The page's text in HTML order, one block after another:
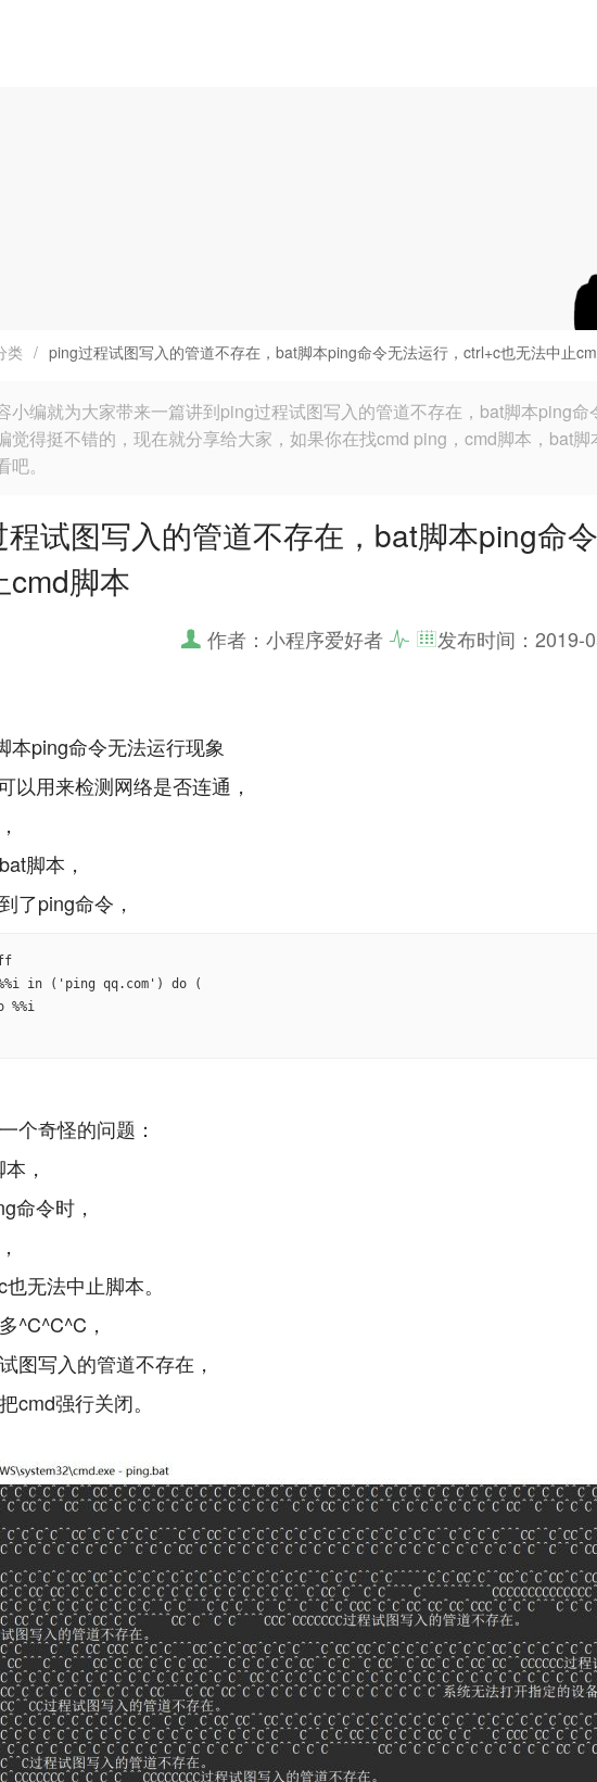
类 / ping过程试图写入的管道不存在，bat脚本ping命令无法运行，ctrl+c也无法中止
小编就为大家带来一篇讲到ping过程试图写入的管道不存在，bat脚本ping
觉得挺不错的，现在就分享给大家，如果你在找cmd ping，cmd脚本，bat
。
试图写入的管道不存在，bat脚本ping命
cmd脚本
作者：小程序爱好者 发布时间： 2019-
本ping命令无法运行现象
以用来检测网络是否连通，
脚本，
in ('ping qq.com') do (
个奇怪的问题：
，
命令时，
无法中止脚本。
^C^C^C，
图写入的管道不存在，
cmd强行关闭。